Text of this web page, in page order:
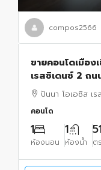
compos2566
ขายคอนโดเมือง
เรสซิเดนซ์ 2 ถน
ปันนา โอเอซิส เ
คอนโด
1
ห้องนอน
1
ห้องน้ำ ต